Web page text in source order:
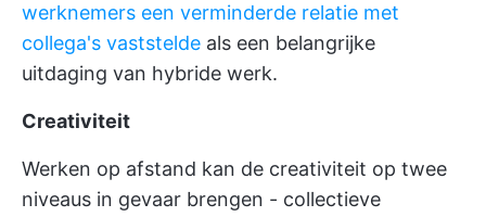
werknemers een verminderde relatie met
collega's vaststelde als een belangrijke
uitdaging van hybride werk.
Creativiteit
Werken op afstand kan de creativiteit op twee
niveaus in gevaar brengen - collectieve